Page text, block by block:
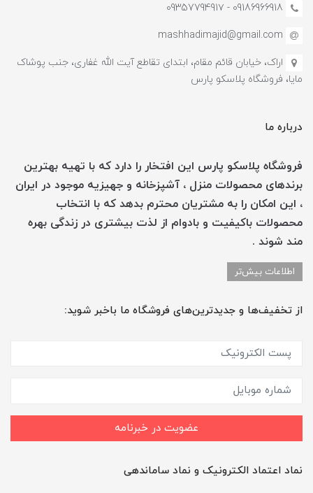
09186966918 - 0935779491۷
mashhadimajid@gmail.com
اراک، خیابان قائم مقام، ابتدای تقاطع آیت الله غفاری، جنب پوشاک
مایا، فروشگاه پلاسکو پارس
درباره ما
فروشگاه پلاسکو پارس این افتخار را دارد که با تهیه بهترین
برندهای محصولات منزل ، آشپزخانه و جهیزیه موجود در ایران
، این امکان را به مشتریان محترم بدهد که با انتخاب
محصولات باکیفیت و بادوام از لذت بیشتری در زندگی بهره
مند شوند .
اطلاعات بیش‌تر
از تخفیف‌ها و جدیدترین‌های فروشگاه ما باخبر شوید:
عضویت در خبرنامه
نماد اعتماد الکترونیک و نماد ساماندهی